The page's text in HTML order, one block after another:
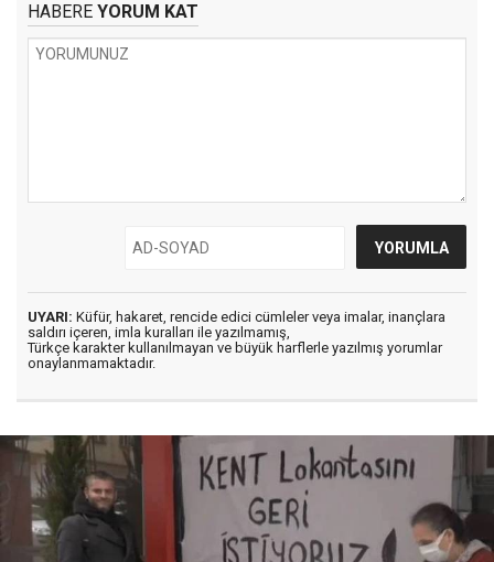
HABERE YORUM KAT
UYARI: Küfür, hakaret, rencide edici cümleler veya imalar, inançlara
saldırı içeren, imla kuralları ile yazılmamış,
Türkçe karakter kullanılmayan ve büyük harflerle yazılmış yorumlar
onaylanmamaktadır.